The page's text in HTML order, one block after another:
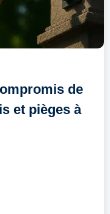
de
et pièges à